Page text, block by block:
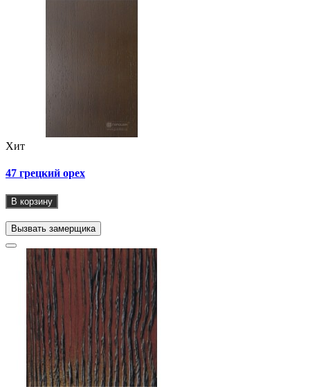
Хит
47 грецкий орех
В корзину
Вызвать замерщика